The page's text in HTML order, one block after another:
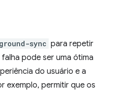
sync para repetir
pode ser uma ótima
do usuário e a
exemplo, permitir que os